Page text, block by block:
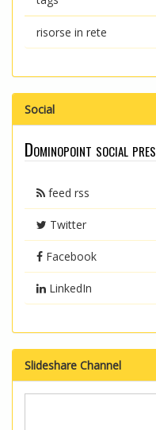
risorse in rete
Social
Dominopoint social
feed rss
Twitter
Facebook
LinkedIn
Slideshare Channel